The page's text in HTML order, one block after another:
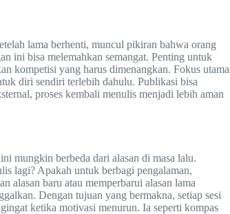
lama berhenti, muncul pikiran bahwa orang
ini bisa melemahkan semangat. Penting untuk
kompetisi yang harus dimenangkan. Fokus utama
diri sendiri terlebih dahulu. Publikasi bisa
proses kembali menulis menjadi lebih aman
mungkin berbeda dari alasan di masa lalu.
lagi? Apakah untuk berbagi pengalaman,
alasan baru atau memperbarui alasan lama
Dengan tujuan yang bermakna, setiap sesi
ketika motivasi menurun. Ia seperti kompas